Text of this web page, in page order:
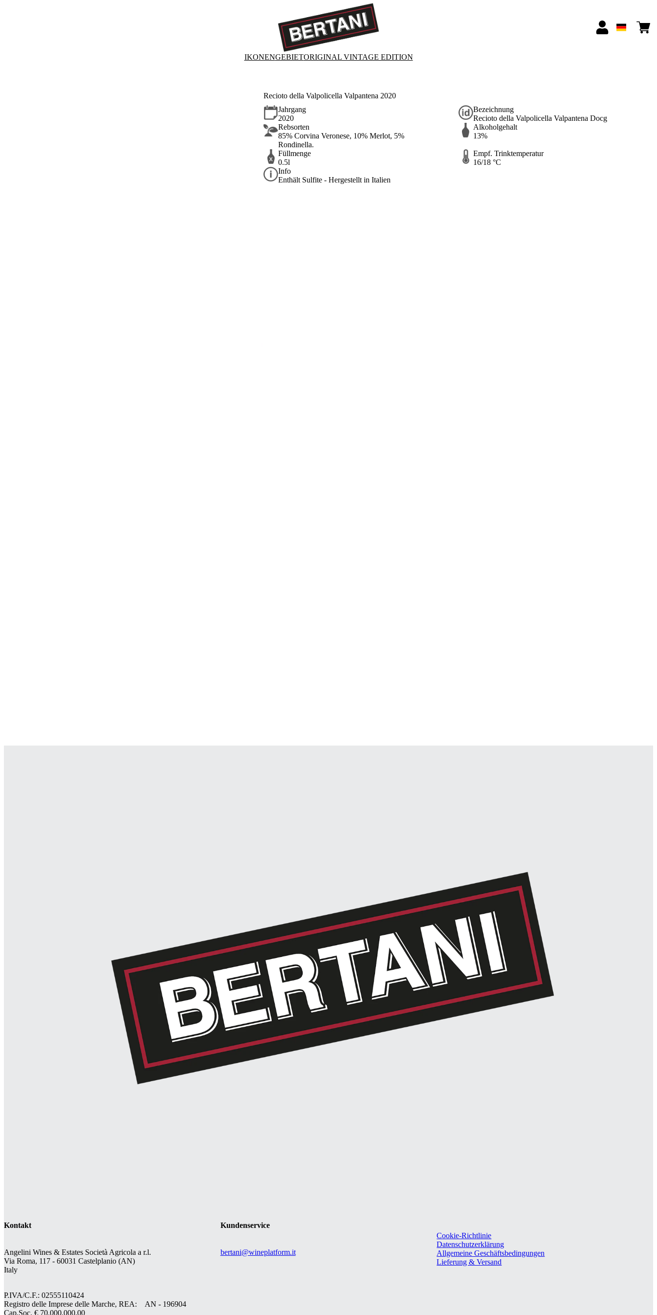
IKONENGEBIETORIGINAL VINTAGE EDITION
Recioto della Valpolicella Valpantena 2020
Jahrgang
2020
Bezeichnung
Recioto della Valpolicella Valpantena Docg
Rebsorten
85% Corvina Veronese, 10% Merlot, 5%
Rondinella.
Alkoholgehalt
13%
Füllmenge
0.5l
Empf. Trinktemperatur
16/18 °C
Info
Enthält Sulfite - Hergestellt in Italien
Kontakt
Angelini Wines & Estates Società Agricola a r.l.
Via Roma, 117 - 60031 Castelplanio (AN)
Italy
P.IVA/C.F.: 02555110424
Registro delle Imprese delle Marche, REA: AN - 196904
Cap.Soc. € 70.000.000,00
Kundenservice
bertani@wineplatform.it
Cookie-Richtlinie
Datenschutzerklärung
Allgemeine Geschäftsbedingungen
Lieferung & Versand